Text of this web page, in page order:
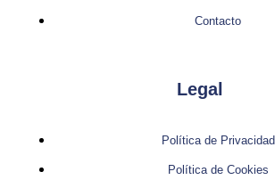
Contacto
Legal
Política de Privacidad
Política de Cookies